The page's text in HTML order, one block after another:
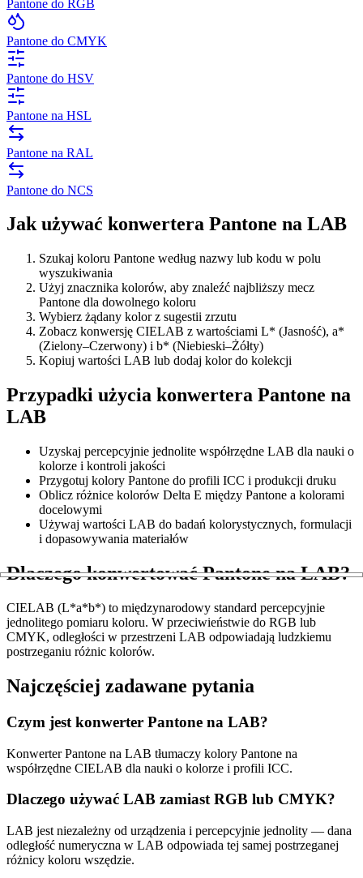
Pantone do RGB
Pantone do CMYK
Pantone do HSV
Pantone na HSL
Pantone na RAL
Pantone do NCS
Jak używać konwertera Pantone na LAB
Szukaj koloru Pantone według nazwy lub kodu w polu
wyszukiwania
Użyj znacznika kolorów, aby znaleźć najbliższy mecz
Pantone dla dowolnego koloru
Wybierz żądany kolor z sugestii zrzutu
Zobacz konwersję CIELAB z wartościami L* (Jasność), a*
(Zielony–Czerwony) i b* (Niebieski–Żółty)
Kopiuj wartości LAB lub dodaj kolor do kolekcji
Przypadki użycia konwertera Pantone na
LAB
Uzyskaj percepcyjnie jednolite współrzędne LAB dla nauki o
kolorze i kontroli jakości
Przygotuj kolory Pantone do profili ICC i produkcji druku
Oblicz różnice kolorów Delta E między Pantone a kolorami
docelowymi
Używaj wartości LAB do badań kolorystycznych, formulacji
i dopasowywania materiałów
Dlaczego konwertować Pantone na LAB?
CIELAB (L*a*b*) to międzynarodowy standard percepcyjnie
jednolitego pomiaru koloru. W przeciwieństwie do RGB lub
CMYK, odległości w przestrzeni LAB odpowiadają ludzkiemu
postrzeganiu różnic kolorów.
Najczęściej zadawane pytania
Czym jest konwerter Pantone na LAB?
Konwerter Pantone na LAB tłumaczy kolory Pantone na
współrzędne CIELAB dla nauki o kolorze i profili ICC.
Dlaczego używać LAB zamiast RGB lub CMYK?
LAB jest niezależny od urządzenia i percepcyjnie jednolity — dana
odległość numeryczna w LAB odpowiada tej samej postrzeganej
różnicy koloru wszędzie.